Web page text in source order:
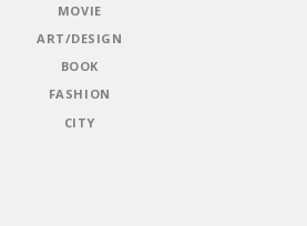
MOVIE
ART/DESIGN
BOOK
FASHION
CITY